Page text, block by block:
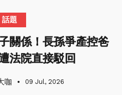
話題
關係！長孫爭產控爸
法院直接駁回
咖 09 Jul, 2026